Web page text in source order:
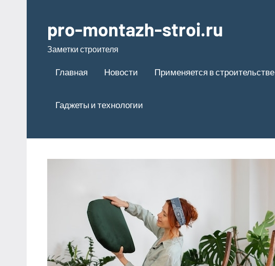
содержимому
pro-montazh-stroi.ru
Заметки строителя
Главная Новости Применяется в строительстве
Гаджеты и технологии